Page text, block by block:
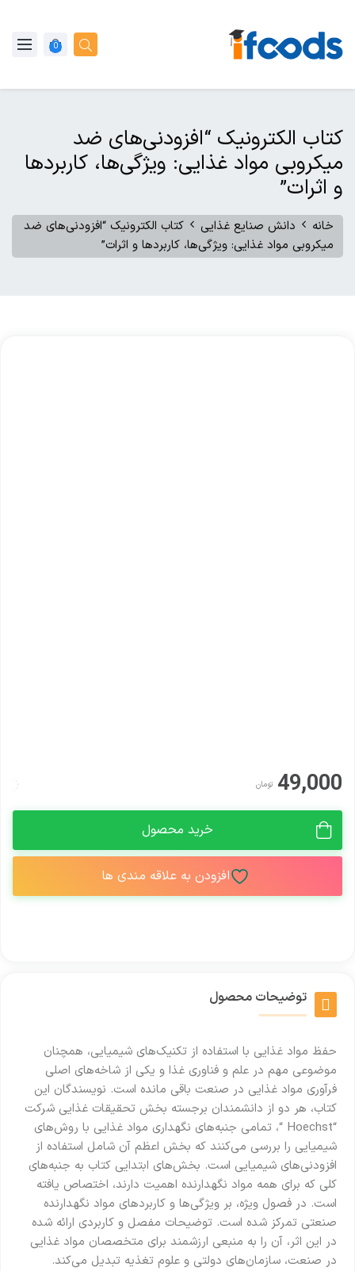
0
کتاب الکترونیک “افزودنی‌های ضد
میکروبی مواد غذایی: ویژگی‌ها، کاربردها
و اثرات”
خانه دانش صنایع غذایی
کتاب الکترونیک “افزودنی‌های ضد
میکروبی مواد غذایی: ویژگی‌ها، کاربردها و اثرات”
49,000 تومان
خرید محصول
افزودن به علاقه مندی ها
توضیحات محصول
حفظ مواد غذایی با استفاده از تکنیک‌های شیمیایی، همچنان
موضوعی مهم در علم و فناوری غذا و یکی از شاخه‌های اصلی
فرآوری مواد غذایی در صنعت باقی مانده است. نویسندگان این
کتاب، هر دو از دانشمندان برجسته بخش تحقیقات غذایی شرکت
“Hoechst “، تمامی جنبه‌های نگهداری مواد غذایی با روش‌های
شیمیایی را بررسی می‌کنند که بخش اعظم آن شامل استفاده از
افزودنی‌های شیمیایی است. بخش‌های ابتدایی کتاب به جنبه‌های
کلی که برای همه مواد نگهدارنده اهمیت دارند، اختصاص یافته
است. در فصول ویژه، بر ویژگی‌ها و کاربردهای مواد نگهدارنده
صنعتی تمرکز شده است. توضیحات مفصل و کاربردی ارائه شده
در این اثر، آن را به منبعی ارزشمند برای متخصصان مواد غذایی
در صنعت، سازمان‌های دولتی و علوم تغذیه تبدیل می‌کند.